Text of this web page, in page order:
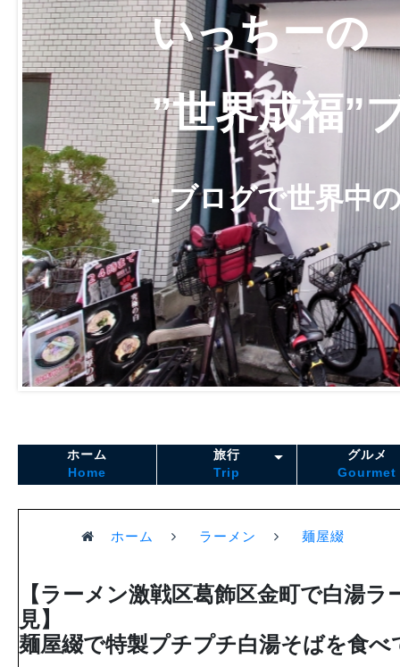
いっちーの
”世界成福”
- ブログで世界中
ホーム
Home
旅行
Trip
グルメ
Gourmet
ホーム ラーメン 麺屋綴
【ラーメン激戦区葛飾区金町で白湯
見】
麺屋綴で特製プチプチ白湯そばを食べ